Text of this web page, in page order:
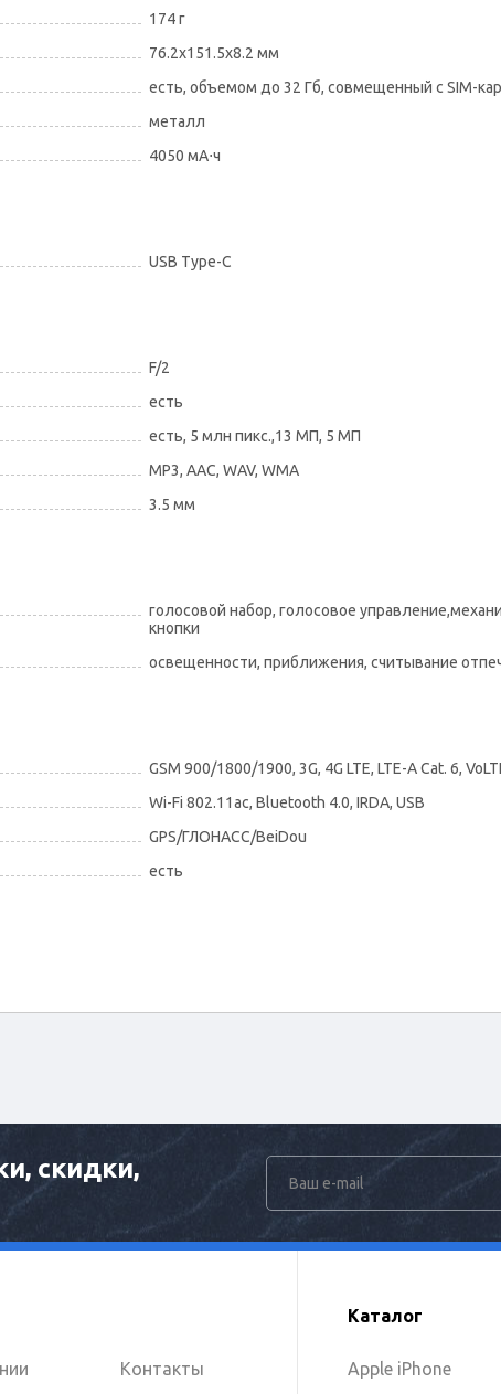
174 г
76.2x151.5x8.2 мм
есть, объемом до 32 Гб, совмещенный с SIM-
металл
4050 мА⋅ч
USB Type-C
F/2
есть
есть, 5 млн пикс.,13 МП, 5 МП
MP3, AAC, WAV, WMA
3.5 мм
голосовой набор, голосовое
кнопки
освещенности, приближения, считывание
GSM 900/1800/1900, 3G, 4G LTE, LTE-A Cat. 6,
Wi-Fi 802.11ac, Bluetooth 4.0, IRDA, USB
GPS/ГЛОНАСС/BeiDou
есть
скидки,
Контакты
Каталог
Apple iPhone